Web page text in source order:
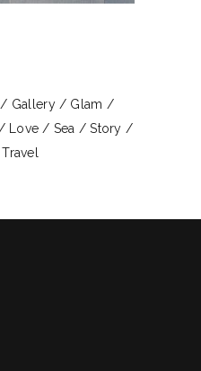
Gallery
Glam
Love Sea
Story
Travel